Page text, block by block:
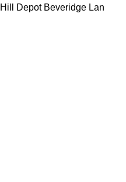
Depot Beveridge Lan